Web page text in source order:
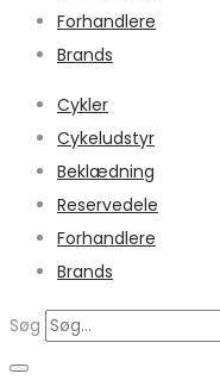
Forhandlere
Brands
Cykler
Cykeludstyr
Beklædning
Reservedele
Forhandlere
Brands
Søg